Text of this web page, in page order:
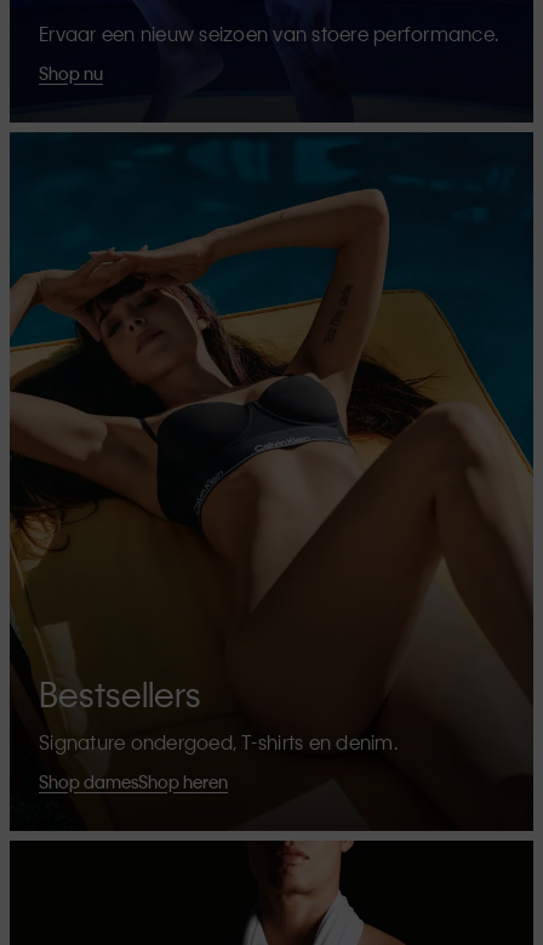
Ervaar een nieuw seizoen van stoere performance.
Shop nu
Bestsellers
Signature ondergoed, T-shirts en denim.
Shop damesShop heren